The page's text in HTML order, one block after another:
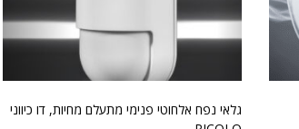
גלאי נפח אלחוטי פנימי מתעלם מחיות, דו כיווני